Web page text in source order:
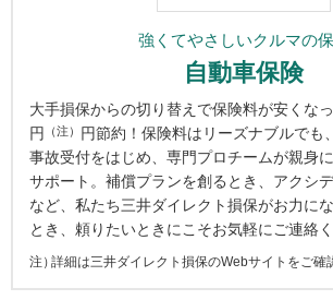
強くてやさしいクルマの
自動車保険
大手損保からの切り替えで保険料が安くな
円
（注） 円節約！保険料はリーズナブルでも
事故受付をはじめ、専門プロチームが親身
サポート。補償プランを創るとき、アクシ
など、私たち三井ダイレクト損保がお力に
とき、頼りたいときにこそお気軽にご連絡く
詳細は三井ダイレクト損保のWebサイトをご確